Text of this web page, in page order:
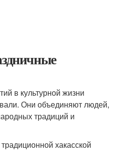
в культурной жизни
Они объединяют людей,
традиций и
хакасской